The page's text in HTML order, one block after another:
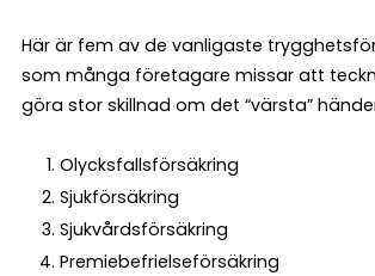
Här är fem av de vanligaste
som många företagare missar att
göra stor skillnad om det “värsta”
Olycksfallsförsäkring
Sjukförsäkring
Sjukvårdsförsäkring
Premiebefrielseförsäkring